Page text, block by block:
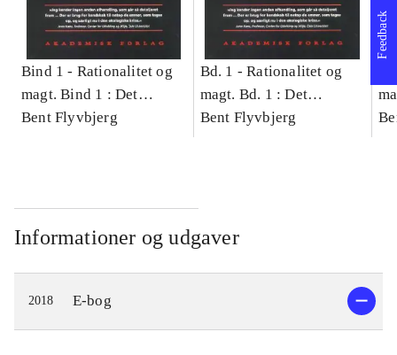
Bind 1 - Rationalitet og
magt. Bind 1 : Det
konkretes videnskab
Bent Flyvbjerg
Bd. 1 -Rationalitet og
magt. Bd. 1 : Det
konkretes videnskab
Bent Flyvbjerg
Informationer og udgaver
2018 E-bog
Feedback